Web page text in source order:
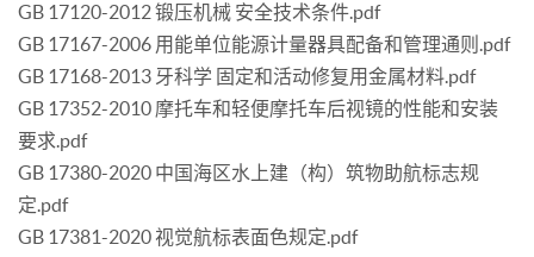
GB 17120-2012 锻压机械 安全技术条件.pdf
GB 17167-2006 用能单位能源计量器具配备和管理通则.pdf
GB 17168-2013 牙科学 固定和活动修复用金属材料.pdf
GB 17352-2010 摩托车和轻便摩托车后视镜的性能和安装
要求.pdf
GB 17380-2020 中国海区水上建（构）筑物助航标志规
定.pdf
GB 17381-2020 视觉航标表面色规定.pdf